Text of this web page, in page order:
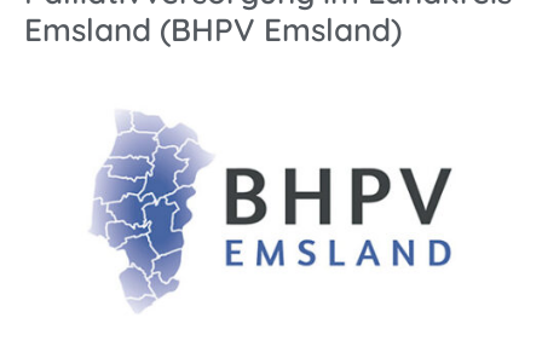
Emsland (BHPV Emsland)